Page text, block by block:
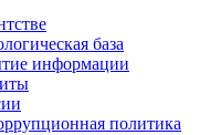
база
информации
политика